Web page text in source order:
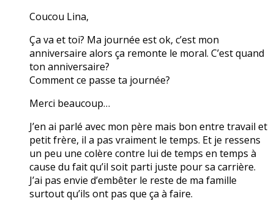
Coucou Lina,
Ça va et toi? Ma journée est ok, c’est mon
anniversaire alors ça remonte le moral. C’est quand
ton anniversaire?
Comment ce passe ta journée?
Merci beaucoup…
J’en ai parlé avec mon père mais bon entre travail et
petit frère, il a pas vraiment le temps. Et je ressens
un peu une colère contre lui de temps en temps à
cause du fait qu’il soit parti juste pour sa carrière.
J’ai pas envie d’embêter le reste de ma famille
surtout qu’ils ont pas que ça à faire.